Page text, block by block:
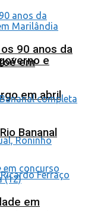
e
em abril
90 anos da
em
Bananal
em